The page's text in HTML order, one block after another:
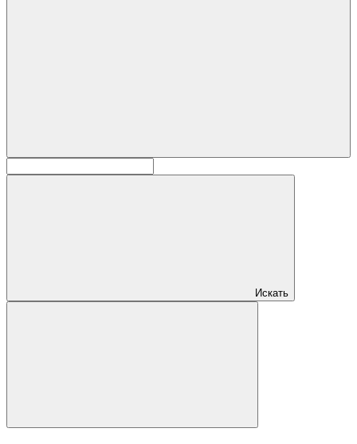
Искать